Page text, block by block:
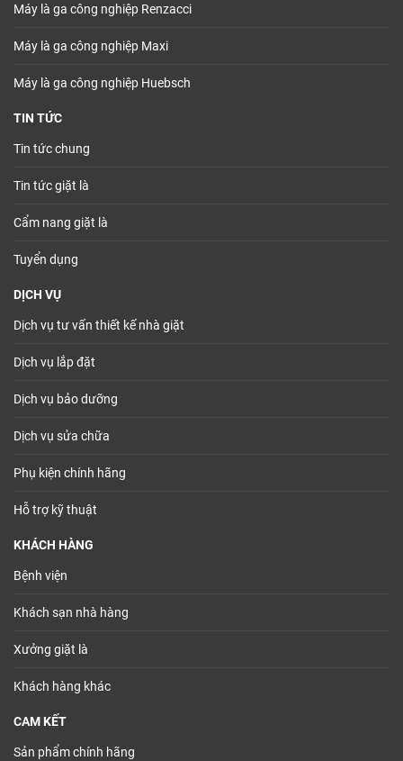
Máy là ga công nghiệp Renzacci
Máy là ga công nghiệp Maxi
Máy là ga công nghiệp Huebsch
TIN TỨC
Tin tức chung
Tin tức giặt là
Cẩm nang giặt là
Tuyển dụng
DỊCH VỤ
Dịch vụ tư vấn thiết kế nhà giặt
Dịch vụ lắp đặt
Dịch vụ bảo dưỡng
Dịch vụ sửa chữa
Phụ kiện chính hãng
Hỗ trợ kỹ thuật
KHÁCH HÀNG
Bệnh viện
Khách sạn nhà hàng
Xưởng giặt là
Khách hàng khác
CAM KẾT
Sản phẩm chính hãng